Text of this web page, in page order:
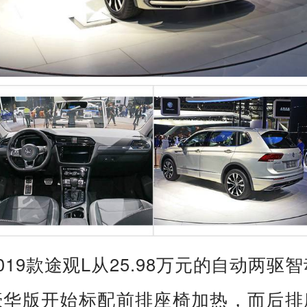
款途观L从25.98万元的自动两驱
版开始标配前排座椅加热，而后